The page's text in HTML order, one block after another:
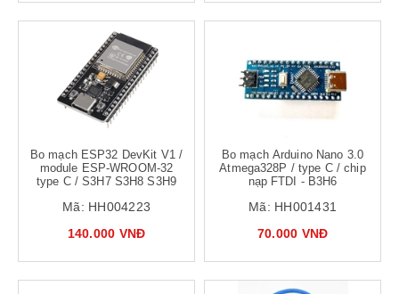
Bo mạch ESP32 DevKit V1 /
module ESP-WROOM-32
type C / S3H7 S3H8 S3H9
Mã: HH004223
140.000 VNĐ
Bo mạch Arduino Nano 3.0
Atmega328P / type C / chip
nạp FTDI - B3H6
Mã: HH001431
70.000 VNĐ